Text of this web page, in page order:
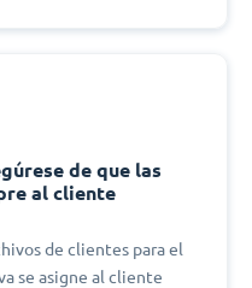
de que las
al cliente
de clientes para el
se asigne al cliente